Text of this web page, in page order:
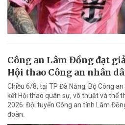
Công an Lâm Đồng đạt
Hội thao Công an nhân
Chiều 6/8, tại TP Đà Nẵng, Bộ Công
kết Hội thao quân sự, võ thuật và thể
2026. Đội tuyển Công an tỉnh Lâm
đoàn.